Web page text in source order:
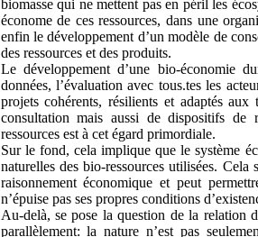
biomasse qui ne mettent pas en péril les
économe de ces ressources, dans une
enfin le développement d’un modèle de
des ressources et des produits.
Le développement d’une bio-économie
données, l’évaluation avec tous.tes les
projets cohérents, résilients et adaptés
consultation mais aussi de dispositifs de
ressources est à cet égard primordiale.
Sur le fond, cela implique que le système
naturelles des bio-ressources utilisées.
raisonnement économique et peut
n’épuise pas ses propres conditions
Au-delà, se pose la question de la relation
parallèlement: la nature n’est pas